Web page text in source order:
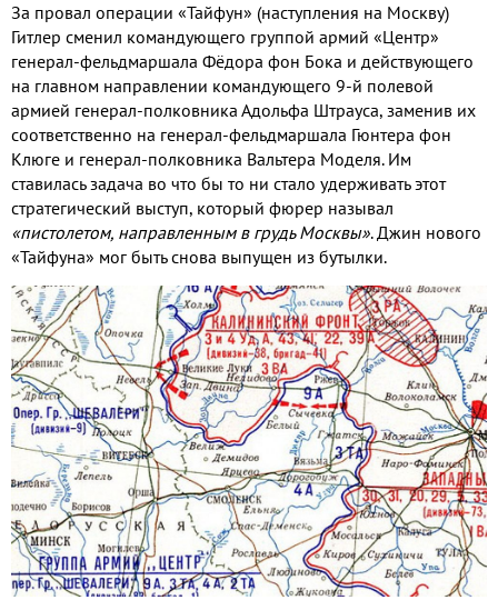
За провал операции «Тайфун» (наступления на Москву)
Гитлер сменил командующего группой армий «Центр»
генерал-фельдмаршала Фёдора фон Бока и действующего
на главном направлении командующего 9-й полевой
армией генерал-полковника Адольфа Штрауса, заменив их
соответственно на генерал-фельдмаршала Гюнтера фон
Клюге и генерал-полковника Вальтера Моделя. Им
ставилась задача во что бы то ни стало удерживать этот
стратегический выступ, который фюрер называл
«пистолетом, направленным в грудь Москвы». Джин нового
«Тайфуна» мог быть снова выпущен из бутылки.